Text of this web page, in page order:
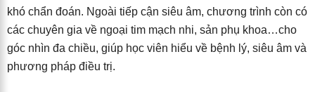
khó chẩn đoán. Ngoài tiếp cận siêu âm, chương trình còn có
các chuyên gia về ngoại tim mạch nhi, sản phụ khoa…cho
góc nhìn đa chiều, giúp học viên hiểu về bệnh lý, siêu âm và
phương pháp điều trị.